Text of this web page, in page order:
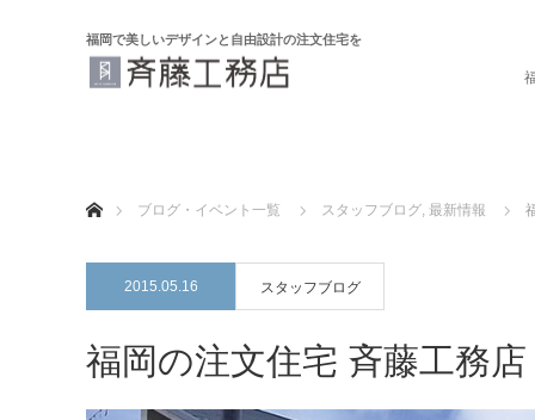
福岡で美しいデザインと自由設計の注文住宅を
ブログ・イベント一覧
スタッフブログ, 最新情報
2015.05.16 スタッフブログ
福岡の注文住宅 斉藤工務